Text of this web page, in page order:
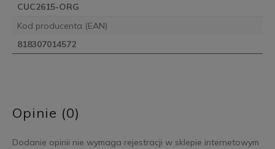
CUC2615-ORG
Kod producenta (EAN)
818307014572
Opinie (0)
Dodanie opinii nie wymaga rejestracji w sklepie internetowym